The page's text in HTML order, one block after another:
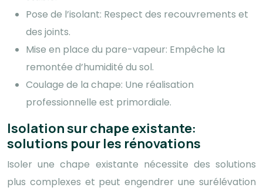
Pose de l’isolant: Respect des recouvrements et
des joints.
Mise en place du pare-vapeur: Empêche la
remontée d’humidité du sol.
Coulage de la chape: Une réalisation
professionnelle est primordiale.
Isolation sur chape existante:
solutions pour les rénovations
Isoler une chape existante nécessite des solutions
plus complexes et peut engendrer une surélévation